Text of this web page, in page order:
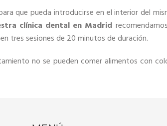
que pueda introducirse en el interior del
clínica dental en Madrid
tres sesiones de 20 minutos de duración.
no se pueden comer alimentos con